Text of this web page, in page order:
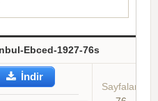
Ebced-1927-76s
İndir
Sayfalar: